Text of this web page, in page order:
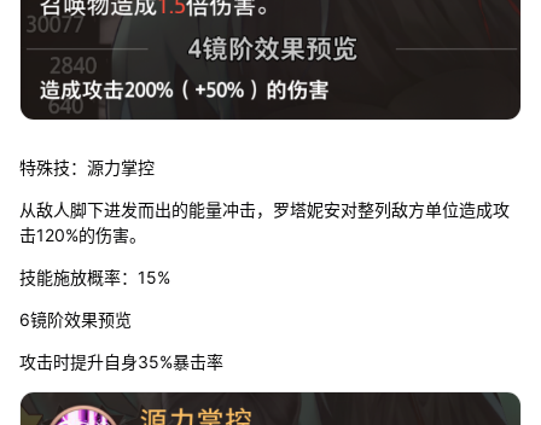
特殊技：源力掌控
从敌人脚下进发而出的能量冲击，罗塔妮安对整列敌方单位造成攻
击120%的伤害。
技能施放概率：15%
6镜阶效果预览
攻击时提升自身35%暴击率